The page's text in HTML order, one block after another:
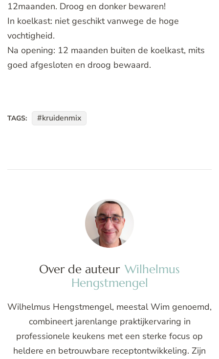
12maanden. Droog en donker bewaren!
In koelkast: niet geschikt vanwege de hoge
vochtigheid.
Na opening: 12 maanden buiten de koelkast, mits
goed afgesloten en droog bewaard.
TAGS: kruidenmix
Over de auteur Wilhelmus
Hengstmengel
Wilhelmus Hengstmengel, meestal Wim genoemd,
combineert jarenlange praktijkervaring in
professionele keukens met een sterke focus op
heldere en betrouwbare receptontwikkeling. Zijn